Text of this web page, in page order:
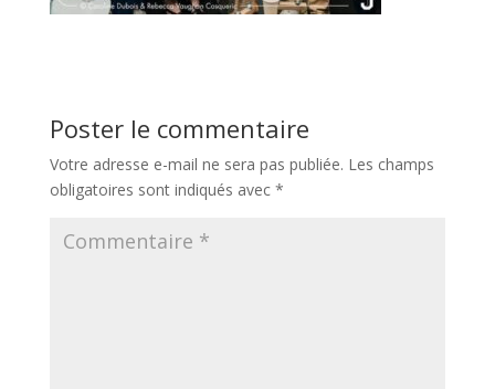
Poster le commentaire
Votre adresse e-mail ne sera pas publiée. Les champs
obligatoires sont indiqués avec *